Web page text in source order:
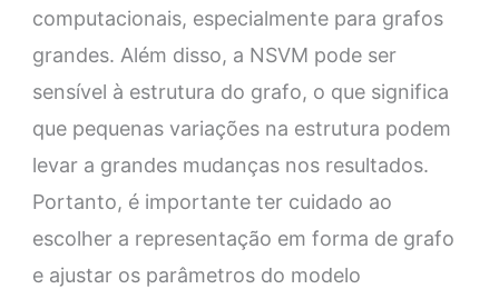
computacionais, especialmente para grafos
grandes. Além disso, a NSVM pode ser
sensível à estrutura do grafo, o que significa
que pequenas variações na estrutura podem
levar a grandes mudanças nos resultados.
Portanto, é importante ter cuidado ao
escolher a representação em forma de grafo
e ajustar os parâmetros do modelo